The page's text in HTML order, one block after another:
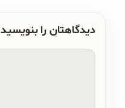
دیدگاهتان را بنویسید